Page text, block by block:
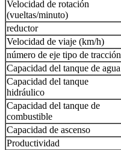
Velocidad de rotación
(vueltas/minuto)
reductor
Velocidad de viaje (km/h)
número de eje tipo de tracción
Capacidad del tanque de agua
Capacidad del tanque
hidráulico
Capacidad del tanque de
combustible
Capacidad de ascenso
Productividad